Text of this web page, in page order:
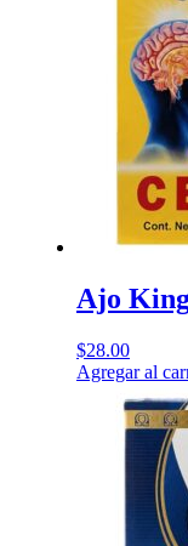
Ajo
$28.00
Agregar al